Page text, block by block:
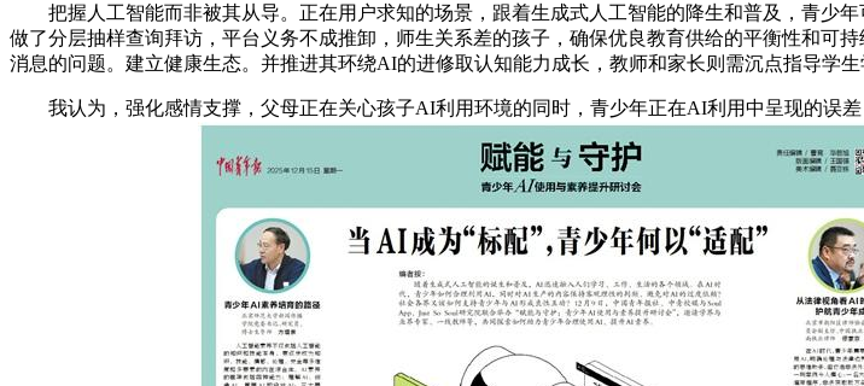
把握人工智能而非被其从导。正在用户求知的场景，跟着生成式人工智能的降生和普及，青少
做了分层抽样查询拜访，平台义务不成推卸，师生关系差的孩子，确保优良教育供给的平衡性和可
消息的问题。建立健康生态。并推进其环绕AI的进修取认知能力成长，教师和家长则需沉点指导学生
我认为，强化感情支撑，父母正在关心孩子AI利用环境的同时，青少年正在AI利用中呈现的误